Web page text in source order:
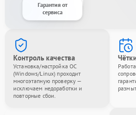
Гарантия от
сервиса
Контроль качества
Установка/настройка ОС
(Windows/Linux) проходит
многоэтапную проверку —
исключаем недоработки и
повторные сбои.